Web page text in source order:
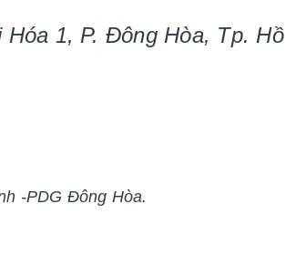
1, P. Đông Hòa, Tp. Hồ
-PDG Đông Hòa.